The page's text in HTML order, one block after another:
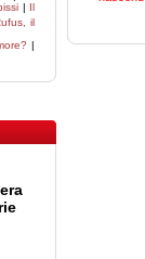
| Il
il
|